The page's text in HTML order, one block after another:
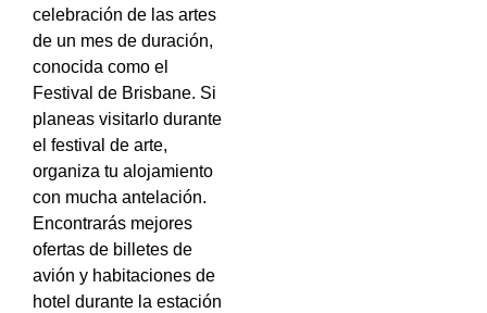
celebración de las artes
de un mes de duración,
conocida como el
Festival de Brisbane. Si
planeas visitarlo durante
el festival de arte,
organiza tu alojamiento
con mucha antelación.
Encontrarás mejores
ofertas de billetes de
avión y habitaciones de
hotel durante la estación